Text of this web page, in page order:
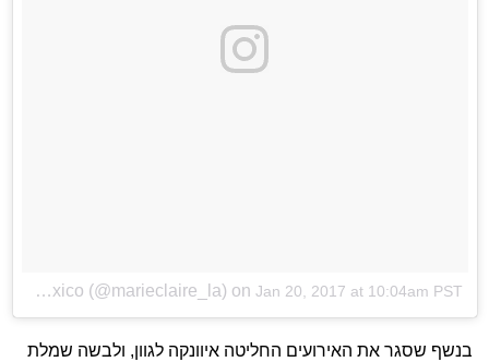
A photo posted by Marie Claire México (@marieclaire_la) onJan 20, 2017 at 10:04am PST
בנשף שסגר את האירועים החליטה איוונקה לגוון, ולבשה שמלת